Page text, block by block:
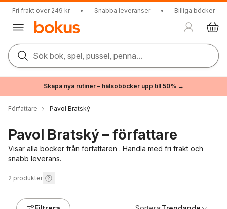
Fri frakt över 249 kr • Snabba leveranser • Billiga böcker
Sök bok, spel, pussel, penna...
Skapa nya rutiner – hälsoböcker upp till 50% →
Författare Pavol Bratský
Pavol Bratský – författare
Visar alla böcker från författaren . Handla med fri frakt och
snabb leverans.
2 produkter